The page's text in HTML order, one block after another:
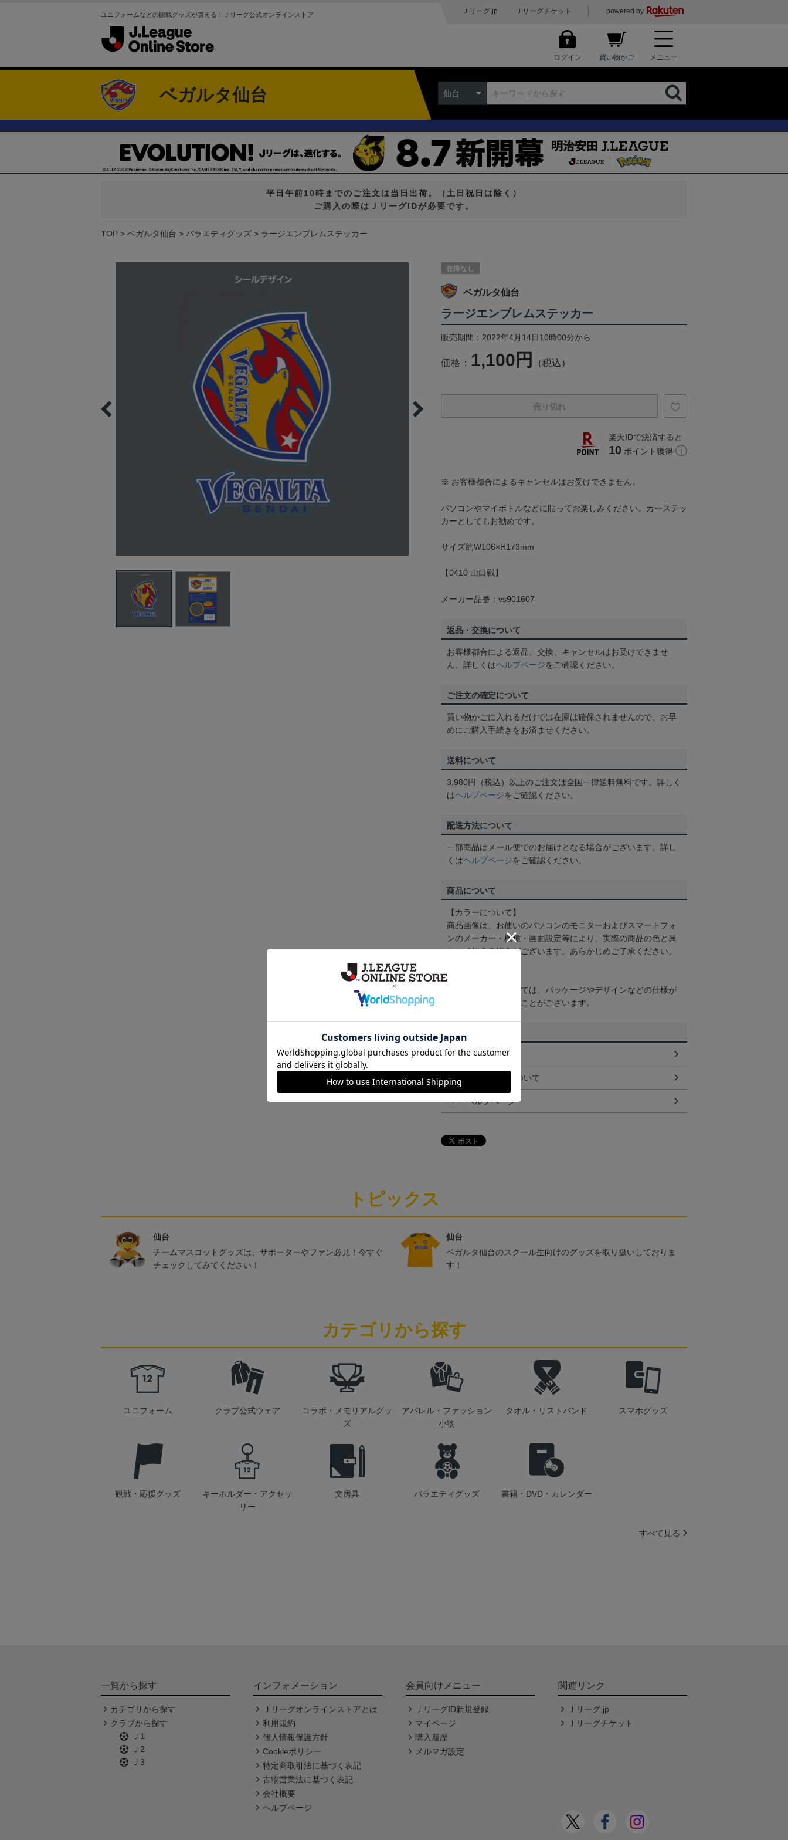
ユニフォームなどの観戦グッズが買える！Ｊリーグ公式オンラインストア Ｊリーグ.jp Ｊリーグチケット powered by
ログイン 買い物かご メニュー
ベガルタ仙台 仙台
平日午前10時までのご注文は当日出荷。（土日祝日は除く）
ご購入の際はＪリーグIDが必要です。
TOP ベガルタ仙台 バラエティグッズ ラージエンブレムステッカー
在庫なし
ベガルタ仙台
ラージエンブレムステッカー
販売期間：2022年4月14日10時00分から
価格： 1,100円 （税込）
売り切れ
楽天IDで決済すると
10 ポイント獲得
※ お客様都合によるキャンセルはお受けできません。
パソコンやマイボトルなどに貼ってお楽しみください。カーステッ
カーとしてもお勧めです。
サイズ約W106×H173mm
【0410 山口戦】
メーカー品番：vs901607
返品・交換について
お客様都合による返品、交換、キャンセルはお受けできませ
ん。詳しくはヘルプページをご確認ください。
ご注文の確定について
買い物かごに入れるだけでは在庫は確保されませんので、お早
めにご購入手続きをお済ませください。
送料について
3,980円（税込）以上のご注文は全国一律送料無料です。詳しく
はヘルプページをご確認ください。
配送方法について
一部商品はメール便でのお届けとなる場合がございます。詳し
くはヘルプページをご確認ください。
商品について
【カラーについて】
商品画像は、お使いのパソコンのモニターおよびスマートフォ
ンのメーカー・機種・画面設定等により、実際の商品の色と異
なって見える場合がございます。あらかじめご了承ください。
【仕様について】
取り扱い商品によっては、パッケージやデザインなどの仕様が
予告なく変更になることがございます。
決済について
ギフト対応について
ヘルプページ
トピックス
仙台
チームマスコットグッズは、サポーターやファン必見！今すぐ
チェックしてみてください！
仙台
ベガルタ仙台のスクール生向けのグッズを取り扱いしておりま
す！
カテゴリから探す
ユニフォーム クラブ公式ウェア
コラボ・メモリアルグッ
ズ
アパレル・ファッション
小物
タオル・リストバンド スマホグッズ
観戦・応援グッズ
キーホルダー・アクセサ
リー
文房具 バラエティグッズ 書籍・DVD・カレンダー
すべて見る
一覧から探す
カテゴリから探す
クラブから探す
Ｊ1
Ｊ2
Ｊ3
インフォメーション
Ｊリーグオンラインストアとは
利用規約
個人情報保護方針
Cookieポリシー
特定商取引法に基づく表記
古物営業法に基づく表記
会社概要
ヘルプページ
会員向けメニュー
ＪリーグID新規登録
マイページ
購入履歴
メルマガ設定
関連リンク
Ｊリーグ.jp
Ｊリーグチケット